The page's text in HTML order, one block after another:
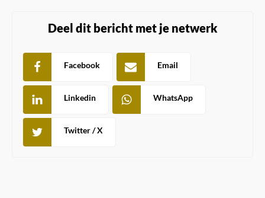
Deel dit bericht met je netwerk
Twitter / X
Facebook Email
Linkedin WhatsApp